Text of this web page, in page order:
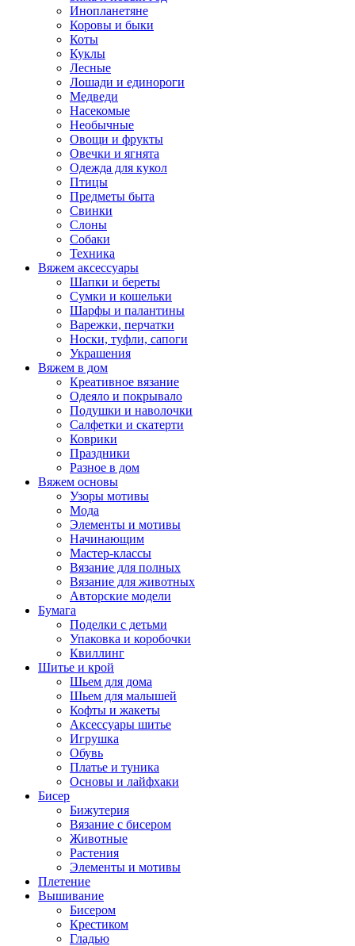
Инопланетяне
Коровы и быки
Коты
Куклы
Лесные
Лошади и единороги
Медведи
Насекомые
Необычные
Овощи и фрукты
Овечки и ягнята
Одежда для кукол
Птицы
Предметы быта
Свинки
Слоны
Собаки
Техника
Вяжем аксессуары
Шапки и береты
Сумки и кошельки
Шарфы и палантины
Варежки, перчатки
Носки, туфли, сапоги
Украшения
Вяжем в дом
Креативное вязание
Одеяло и покрывало
Подушки и наволочки
Салфетки и скатерти
Коврики
Праздники
Разное в дом
Вяжем основы
Узоры мотивы
Мода
Элементы и мотивы
Начинающим
Мастер-классы
Вязание для полных
Вязание для животных
Авторские модели
Бумага
Поделки с детьми
Упаковка и коробочки
Квиллинг
Шитье и крой
Шьем для дома
Шьем для малышей
Кофты и жакеты
Аксессуары шитье
Игрушка
Обувь
Платье и туника
Основы и лайфхаки
Бисер
Бижутерия
Вязание с бисером
Животные
Растения
Элементы и мотивы
Плетение
Вышивание
Бисером
Крестиком
Гладью